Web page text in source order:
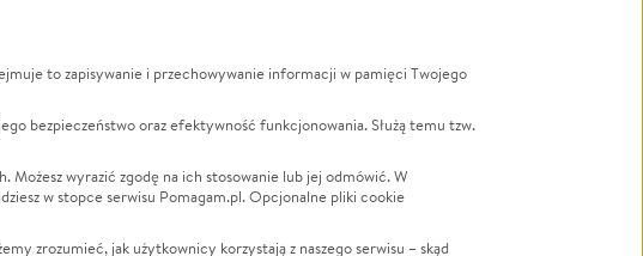
Zbieraj na
Leczenie
Zwierzęta
Pożar
LGBTQ+
Powódź
Wichura
to zapisywanie i przechowywanie informacji w pamięci Twojego
bezpieczeństwo oraz efektywność funkcjonowania. Służą temu tzw.
wyrazić zgodę na ich stosowanie lub jej odmówić. W
w stopce serwisu Pomagam.pl. Opcjonalne pliki cookie
zrozumieć, jak użytkownicy korzystają z naszego serwisu – skąd